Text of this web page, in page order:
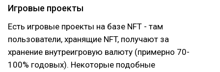
Игровые проекты
Есть игровые проекты на базе NFT - там
пользователи, хранящие NFT, получают за
хранение внутреигровую валюту (примерно 70-
100% годовых). Некоторые подобные